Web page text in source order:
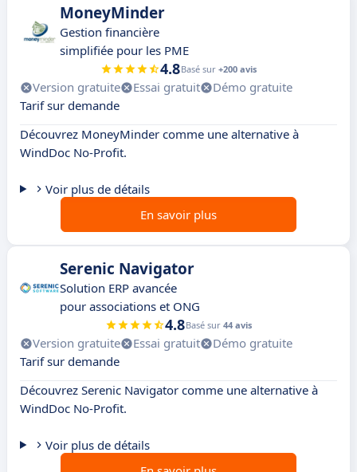
MoneyMinder
Gestion financière
simplifiée pour les PME
4.8Basé sur +200 avis
Version gratuite Essai gratuit
Démo gratuite
Tarif sur demande
Découvrez MoneyMinder comme une alternative à
WindDoc No-Profit.
Voir plus de détails
En savoir plus
Serenic Navigator
Solution ERP avancée
pour associations et ONG
4.8Basé sur 44 avis
Version gratuite Essai gratuit
Démo gratuite
Tarif sur demande
Découvrez Serenic Navigator comme une alternative à
WindDoc No-Profit.
Voir plus de détails